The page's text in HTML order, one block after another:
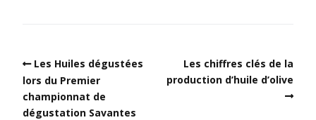
Les Huiles dégustées
lors du Premier
championnat de
dégustation Savantes
Les chiffres clés de la
production d’huile d’olive